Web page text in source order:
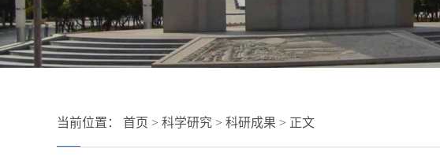
当前位置： 首页 > 科学研究 > 科研成果 > 正文